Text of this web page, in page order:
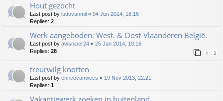
Hout gezocht
Last post by ludovanmil « 04 Jun 2014, 18:16
Replies: 2
Werk aangeboden: West. & Oost-Vlaanderen België.
Last post by awsniper24 « 25 Jan 2014, 19:16
Replies: 28 1 2
treurwilg knotten
Last post by enricovanwees « 19 Nov 2013, 22:21
Replies: 1